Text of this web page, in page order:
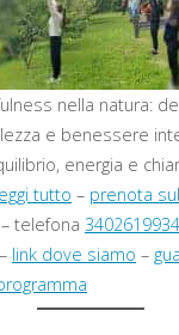
nella natura:
e benessere
energia e
tutto – prenota
– telefona 3402619934
– link dove siamo –